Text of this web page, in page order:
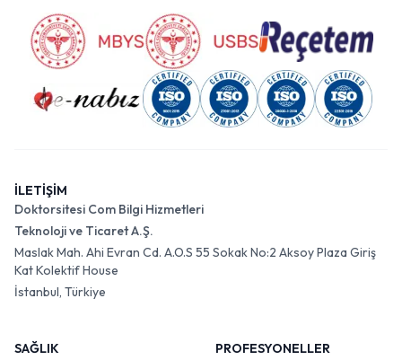
İLETİŞİM
Doktorsitesi Com Bilgi Hizmetleri
Teknoloji ve Ticaret A.Ş.
Maslak Mah. Ahi Evran Cd. A.O.S 55 Sokak No:2 Aksoy Plaza Giriş
Kat Kolektif House
İstanbul, Türkiye
SAĞLIK
PROFESYONELLER